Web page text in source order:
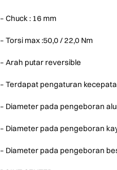
– Chuck : 16 mm
– Torsi max :50,0 / 22,0 Nm
– Arah putar reversible
– Terdapat pengaturan
– Diameter pada pengeboran
– Diameter pada pengeboran
– Diameter pada pengeboran